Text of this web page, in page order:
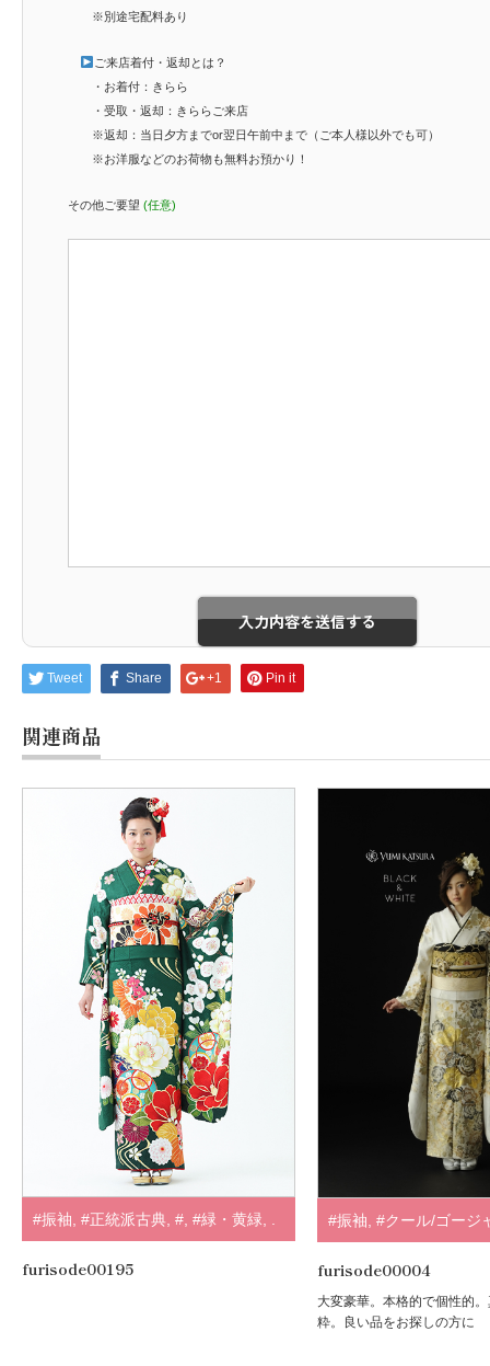
※別途宅配料あり
ご来店着付・返却とは？
・お着付：きらら
・受取・返却：きららご来店
※返却：当日夕方までor翌日午前中まで（ご本人様以外でも可）
※お洋服などのお荷物も無料お預かり！
その他ご要望 (任意)
Tweet Share +1 Pin it
関連商品
#振袖 #正統派古典 # #緑・黄緑
furisode00195
#振袖 #クール/ゴージ
ド・シルバー,
furisode00004
大変豪華。本格的で個性的
粋。良い品をお探しの方に